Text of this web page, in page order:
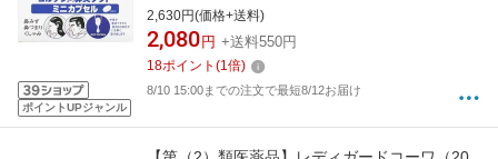
ポイントUPジャンル
ション税制対象商品KOWA｜興和
2,630円(価格+送料)
2,080 円 +送料550円
18ポイント (1倍)
8/10 15:00までの注文で最短8/12お届け